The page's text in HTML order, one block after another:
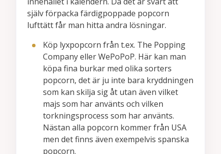
själv förpacka färdigpoppade popcorn
lufttätt får man hitta andra lösningar.
Köp lyxpopcorn från t.ex. The Popping
Company eller WePoPoP. Här kan man
köpa fina burkar med olika sorters
popcorn, det är ju inte bara kryddningen
som kan skilja sig åt utan även vilket
majs som har använts och vilken
torkningsprocess som har använts.
Nästan alla popcorn kommer från USA
men det finns även exempelvis spanska
popcorn.